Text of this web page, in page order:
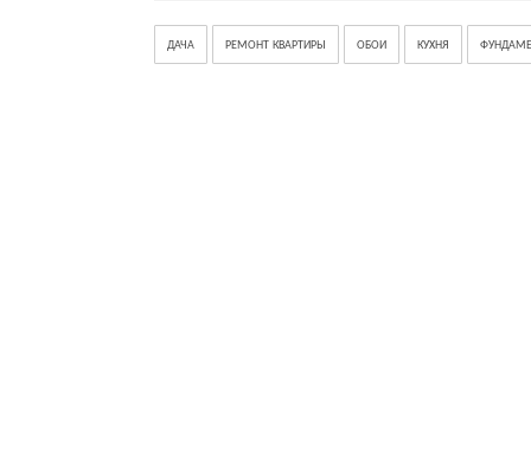
дача ремонт квартиры обои кухня